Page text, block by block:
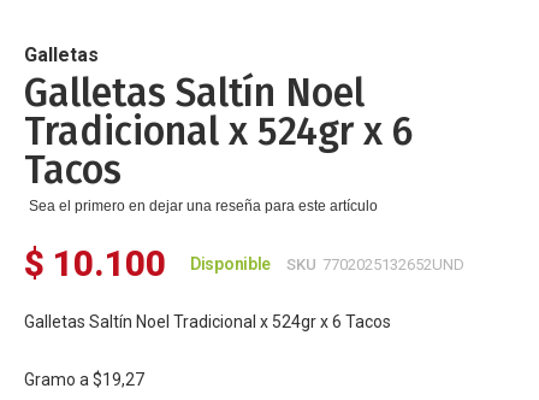
de
la
galería
de
imágenes
Galletas
Galletas Saltín Noel
Tradicional x 524gr x 6
Tacos
Sea el primero en dejar una reseña para este artículo
$ 10.100 Disponible SKU 7702025132652UND
Galletas Saltín Noel Tradicional x 524gr x 6 Tacos
Gramo a $19,27